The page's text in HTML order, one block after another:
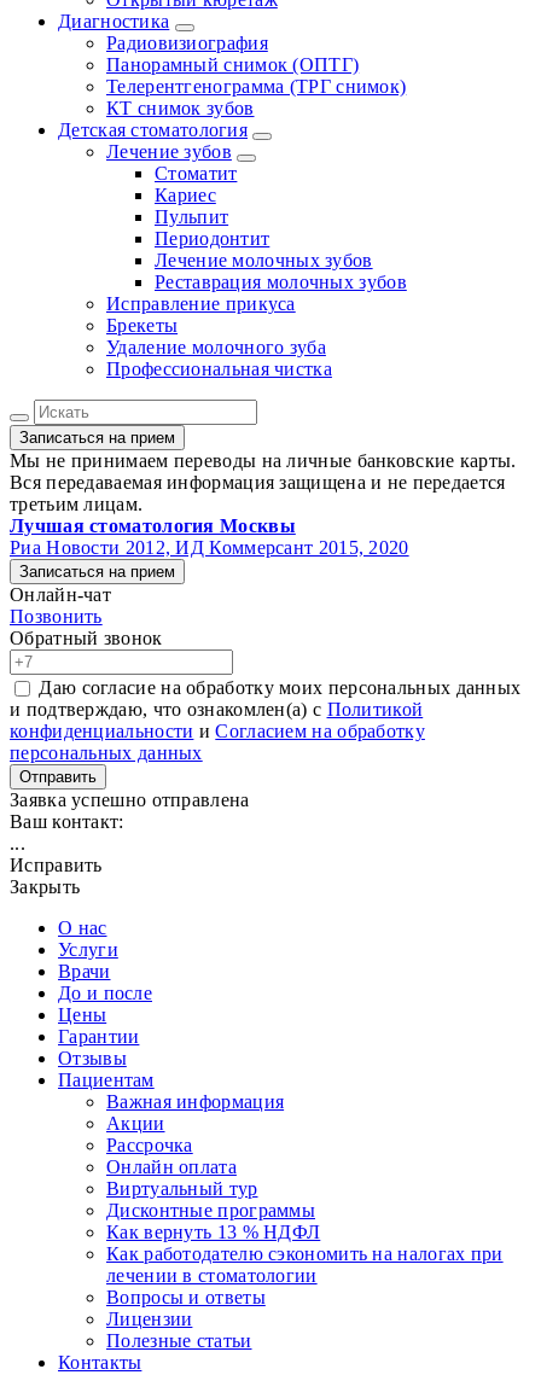
Диагностика
Радиовизиография
Панорамный снимок (ОПТГ)
Телерентгенограмма (ТРГ снимок)
КТ снимок зубов
Детская стоматология
Лечение зубов
Стоматит
Кариес
Пульпит
Периодонтит
Лечение молочных зубов
Реставрация молочных зубов
Исправление прикуса
Брекеты
Удаление молочного зуба
Профессиональная чистка
Записаться на прием
Мы не принимаем переводы на личные банковские карты.
Вся передаваемая информация защищена и не передается
третьим лицам.
Лучшая стоматология Москвы
Риа Новости 2012, ИД Коммерсант 2015, 2020
Записаться на прием
Онлайн-чат
Позвонить
Обратный звонок
Даю согласие на обработку моих персональных данных
и подтверждаю, что ознакомлен(а) с Политикой
конфиденциальности иСогласием на обработку
персональных данных
Отправить
Заявка успешно отправлена
Ваш контакт:
...
Исправить
Закрыть
О нас
Услуги
Врачи
До и после
Цены
Гарантии
Отзывы
Пациентам
Важная информация
Акции
Рассрочка
Онлайн оплата
Виртуальный тур
Дисконтные программы
Как вернуть 13 % НДФЛ
Как работодателю сэкономить на налогах при
лечении в стоматологии
Вопросы и ответы
Лицензии
Полезные статьи
Контакты